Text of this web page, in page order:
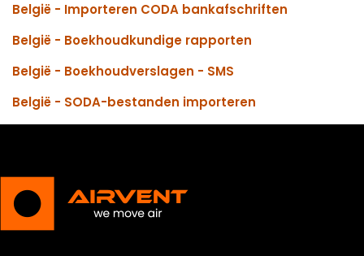
België - Importeren CODA bankafschriften
België - Boekhoudkundige rapporten
België - Boekhoudverslagen - SMS
België - SODA-bestanden importeren